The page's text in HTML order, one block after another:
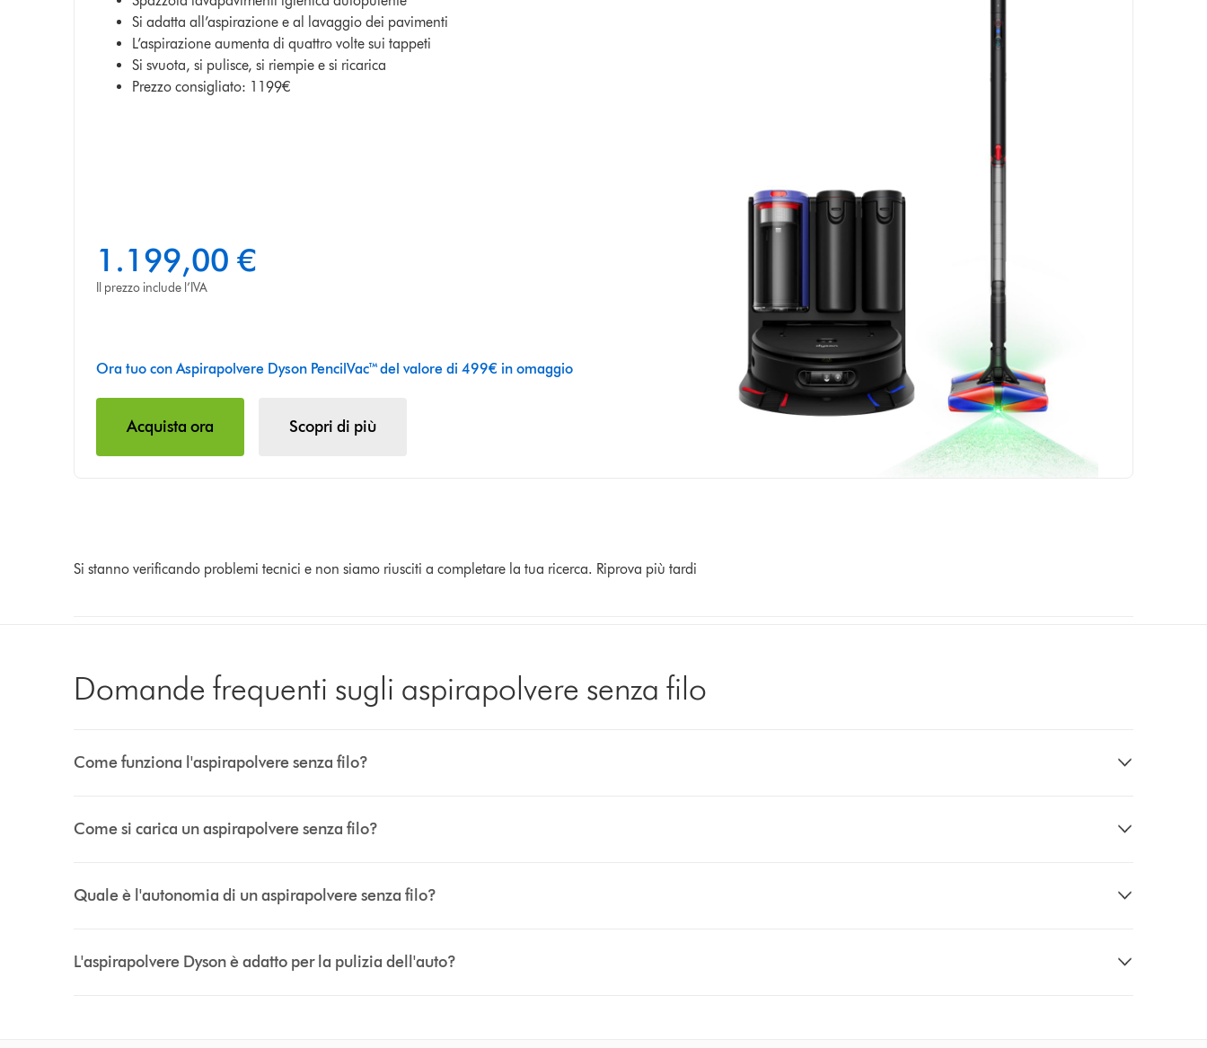
Si adatta all’aspirazione e al lavaggio dei pavimenti
L’aspirazione aumenta di quattro volte sui tappeti
Si svuota, si pulisce, si riempie e si ricarica
Prezzo consigliato: 1199€
1.199,00 €
Il prezzo include l’IVA
Ora tuo con Aspirapolvere Dyson PencilVac™ del valore di 499€ in omaggio
Acquista ora Scopri di più
Si stanno verificando problemi tecnici e non siamo riusciti a completare la tua ricerca. Riprova più tardi
Domande frequenti sugli aspirapolvere senza filo
Come funziona l'aspirapolvere senza filo?
Come si carica un aspirapolvere senza filo?
Quale è l'autonomia di un aspirapolvere senza filo?
L'aspirapolvere Dyson è adatto per la pulizia dell'auto?